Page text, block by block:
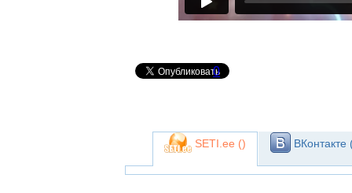
0
SETI.ee () ВКонтакте